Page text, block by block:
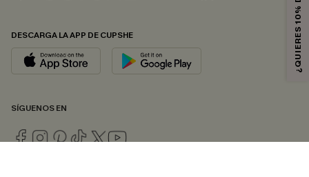
DESCARGA LA APP DE CUPSHE
SÍGUENOS EN